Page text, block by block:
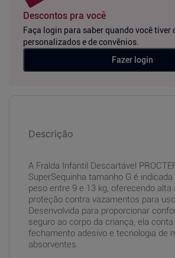
Descontos pra você
Faça login para saber quando você tiver
personalizados e de convênios.
Fazer login
Descrição
A Fralda Infantil Descartável
SuperSequinha tamanho G é
peso entre 9 e 13 kg, oferecendo alta
proteção contra vazamentos para
Desenvolvida para proporcionar
seguro ao corpo da criança, ela
fechamento adesivo e tecnologia de
absorventes.